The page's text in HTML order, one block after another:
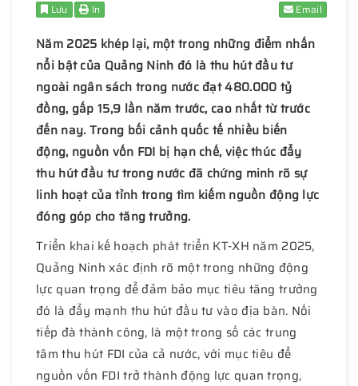
Lưu
In Email
Năm 2025 khép lại, một trong những điểm nhấn
nổi bật của Quảng Ninh đó là thu hút đầu tư
ngoài ngân sách trong nước đạt 480.000 tỷ
đồng, gấp 15,9 lần năm trước, cao nhất từ trước
đến nay. Trong bối cảnh quốc tế nhiều biến
động, nguồn vốn FDI bị hạn chế, việc thúc đẩy
thu hút đầu tư trong nước đã chứng minh rõ sự
linh hoạt của tỉnh trong tìm kiếm nguồn động lực
đóng góp cho tăng trưởng.
Triển khai kế hoạch phát triển KT-XH năm 2025,
Quảng Ninh xác định rõ một trong những động
lực quan trọng để đảm bảo mục tiêu tăng trưởng
đó là đẩy mạnh thu hút đầu tư vào địa bàn. Nối
tiếp đà thành công, là một trong số các trung
tâm thu hút FDI của cả nước, với mục tiêu để
nguồn vốn FDI trở thành động lực quan trọng,